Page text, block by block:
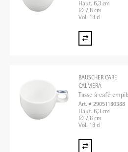
Haut. 6,3 cm
∅ 7,8 cm
Vol. 18 cl
BAUSCHER CARE
CALMERA
Tasse à café
Art. # 29051180388
Haut. 6,3 cm
∅ 7,8 cm
Vol. 18 cl